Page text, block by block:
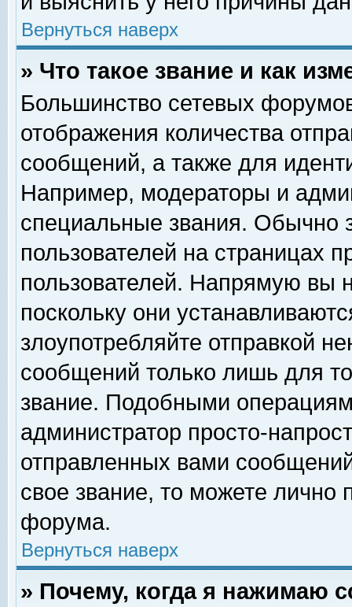
Вернуться наверх
» Что такое звание и как
Большинство сетевых
отображения количества
сообщений, а также для
Например, модераторы и
специальные звания. Обычно
пользователей на страницах
пользователей. Напрямую вы
поскольку они
злоупотребляйте отправкой
сообщений только лишь для
звание. Подобными
администратор просто-
отправленных вами
свое звание, то можете лично
форума.
Вернуться наверх
» Почему, когда я нажимаю